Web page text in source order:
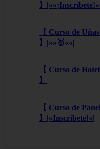
】
【 Curso de
】|»»🥇««|
【 Curso de
】
【 Curso de
】|»Inscríbete!«|